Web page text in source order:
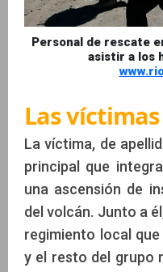
Personal de rescate
asistir a los
Las víctimas
La víctima, de
principal que
una ascensión de
del volcán. Junto a
regimiento local
y el resto del grupo